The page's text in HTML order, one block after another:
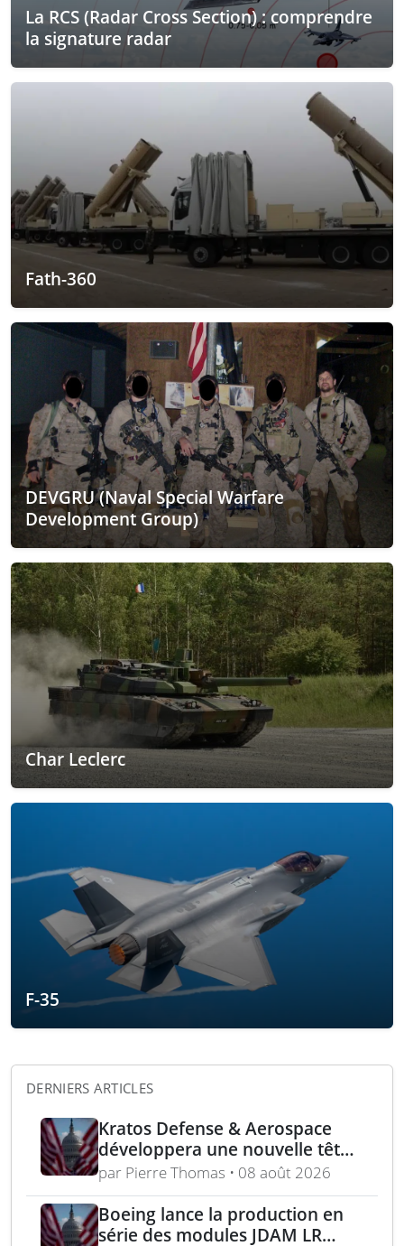
La RCS (Radar Cross Section) : comprendre
la signature radar
Fath-360
DEVGRU (Naval Special Warfare
Development Group)
Char Leclerc
F-35
DERNIERS ARTICLES
Kratos Defense & Aerospace
développera une nouvelle tête
chercheuse pour les missiles
FGM-148 Javelin
par Pierre Thomas • 08 août 2026
Boeing lance la production en
série des modules JDAM LR